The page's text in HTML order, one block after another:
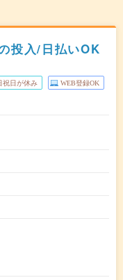
投入/日払いOK
祝日が休み WEB登録OK